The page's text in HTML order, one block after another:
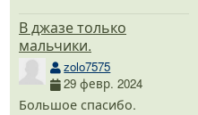
В джазе только
мальчики.
zolo7575
29 февр. 2024
Большое спасибо.